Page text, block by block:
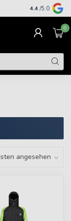
Kostenloser
€
4.4 /5.0
0